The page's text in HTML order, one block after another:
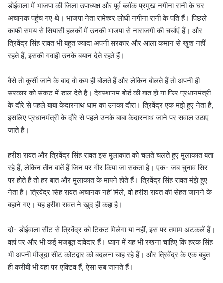
डोईवाला में भाजपा की जिला उपाध्यक्ष और पूर्व ब्लॉक प्रमुख नगीना रानी के घर
अचानक पहुंच गए थे। भाजपा नेता रामेश्वर लोधी नगीना रानी के पति हैं। पिछले
काफी समय से सियासी हलकों में उनकी भाजपा से नाराजगी की चर्चाएं हैं। और
त्रिवेंद्र सिंह रावत भी बहुत ज्यादा अपनी सरकार और आला कमान से खुश नहीं
रहते हैं, इसकी गवाही उनके बयान देते रहते हैं।
वैसे तो कुर्सी जाने के बाद वो कम ही बोलते हैं और लेकिन बोलते हैं तो अपनी ही
सरकार को संकट में डाल देते हैं। देवस्थानम बोर्ड की बात हो या फिर प्रधानमंत्री
के दौरे से पहले बाबा केदारनाथ धाम का उनका दौरा। त्रिवेंद्र एक मंझे हुए नेता है,
इसलिए प्रधानमंत्री के दौरे से पहले उनके बाबा केदारनाथ जाने पर सवाल उठाए
जाते हैं।
हरीश रावत और त्रिवेंद्र सिंह रावत इस मुलाकात को चलते चलते हुए मुलाकात बता
रहे हैं, लेकिन तीन बातें हैं जिन पर गौर किया जा सकता है। एक- जब चुनाव सिर
पर होते हैं तो हर बात और मुलाकात के मायने होते हैं। त्रिवेंद्र सिंह रावत मंझे हुए
नेता हैं। त्रिवेंद्र सिंह रावत अचानक नहीं मिले, वो हरीश रावत की सेहत जानने के
बहाने गए। यह हरीश रावत ने खुद ही कहा है।
दो- डोईवाला सीट से त्रिवेंद्र को टिकट मिलेगा या नहीं, इस पर तमाम अटकलें हैं।
वहां पर और भी कई मजबूत दावेदार हैं। ध्यान में यह भी रखना चाहिए कि हरक सिंह
भी अपनी मौजूदा सीट कोटद्वार को बदलना चाह रहे हैं। और त्रिवेंद्र के एक बहुत
ही करीबी भी वहां पर एक्टिव हैं, ऐसा सब जानते हैं।